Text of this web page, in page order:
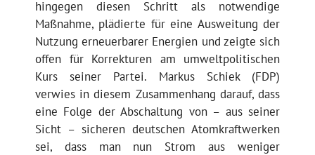
hingegen diesen Schritt als notwendige
Maßnahme, plädierte für eine Ausweitung der
Nutzung erneuerbarer Energien und zeigte sich
offen für Korrekturen am umweltpolitischen
Kurs seiner Partei. Markus Schiek (FDP)
verwies in diesem Zusammenhang darauf, dass
eine Folge der Abschaltung von – aus seiner
Sicht – sicheren deutschen Atomkraftwerken
sei, dass man nun Strom aus weniger